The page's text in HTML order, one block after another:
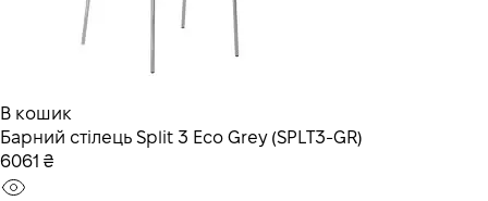
В кошик
Барний стілець Split 3 Eco Grey (SPLT3-GR)
6061 ₴